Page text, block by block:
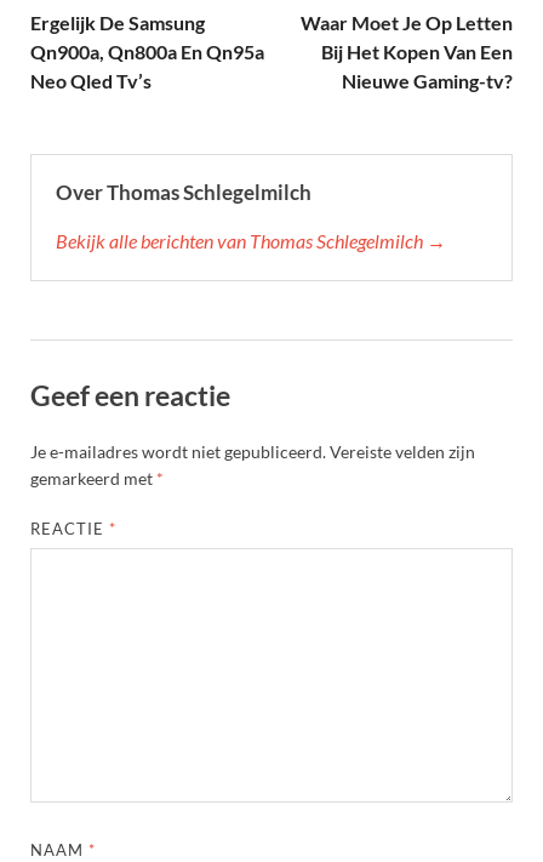
Ergelijk De Samsung
Qn900a, Qn800a En Qn95a
Neo Qled Tv’s
Waar Moet Je Op Letten
Bij Het Kopen Van Een
Nieuwe Gaming-tv?
Over Thomas Schlegelmilch
Bekijk alle berichten van Thomas Schlegelmilch →
Geef een reactie
Je e-mailadres wordt niet gepubliceerd.Vereiste velden zijn
gemarkeerd met *
REACTIE *
NAAM *